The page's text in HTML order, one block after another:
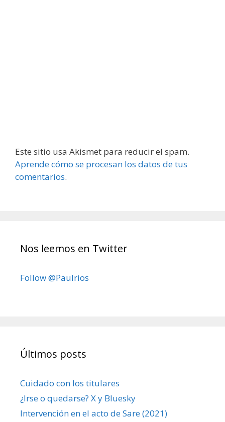
Este sitio usa Akismet para reducir el spam.
Aprende cómo se procesan los datos de tus
comentarios.
Nos leemos en Twitter
Follow @Paulrios
Últimos posts
Cuidado con los titulares
¿Irse o quedarse? X y Bluesky
Intervención en el acto de Sare (2021)